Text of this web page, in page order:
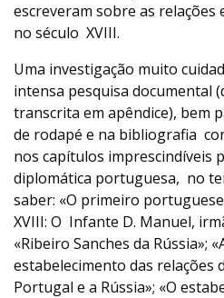
escreveram sobre as relações
no século XVIII.
Uma investigação muito
intensa pesquisa documental
transcrita em apêndice), bem
de rodapé e na bibliografia
nos capítulos imprescindíveis
diplomática portuguesa, no
saber: «O primeiro
XVIII: O Infante D. Manuel,
«Ribeiro Sanches da Rússia»;
estabelecimento das relações
Portugal e a Rússia»; «O